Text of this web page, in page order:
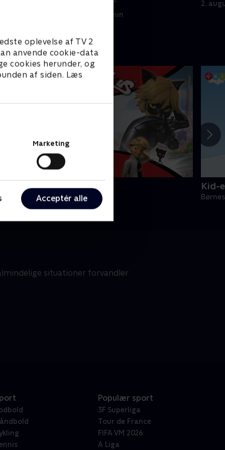
oplevelse af TV 2
anvende cookie-data
cookies herunder, og
af siden. Læs
Marketing
Acceptér alle
2. august 2025 • 7 min
2.
Miraculous
• 3 sæsoner
Kid-
situationer forvandler
Populær sport
3F Superliga
Tour de France
FIFA VM 2026
A Liga